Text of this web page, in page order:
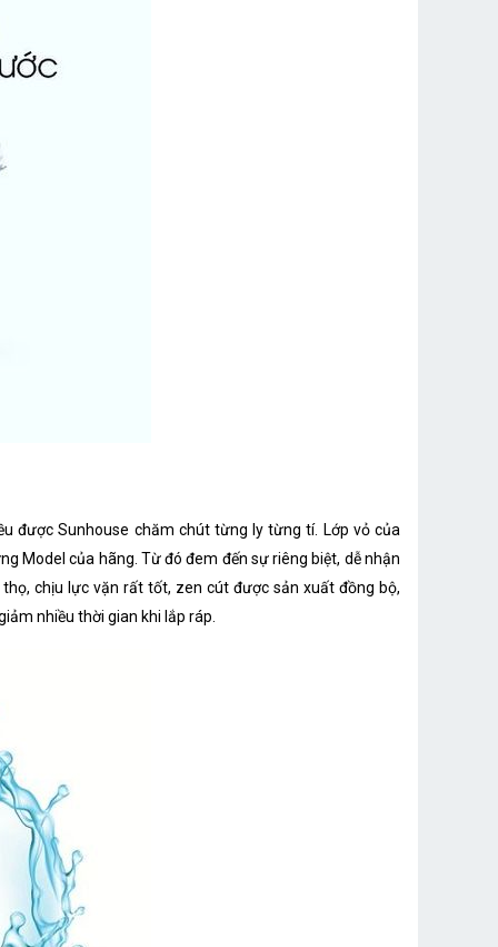
được Sunhouse chăm chút từng ly từng tí. Lớp vỏ của
Model của hãng. Từ đó đem đến sự riêng biệt, dễ nhận
chịu lực vặn rất tốt, zen cút được sản xuất đồng bộ,
nhiều thời gian khi lắp ráp.